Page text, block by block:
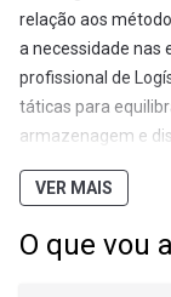
relação aos
a necessidade nas
profissional de
táticas para
armazenagem e
Objetivos:
em aquisição,
VER MAIS
O que vou